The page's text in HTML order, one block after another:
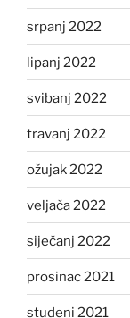
srpanj 2022
lipanj 2022
svibanj 2022
travanj 2022
ožujak 2022
veljača 2022
siječanj 2022
prosinac 2021
studeni 2021